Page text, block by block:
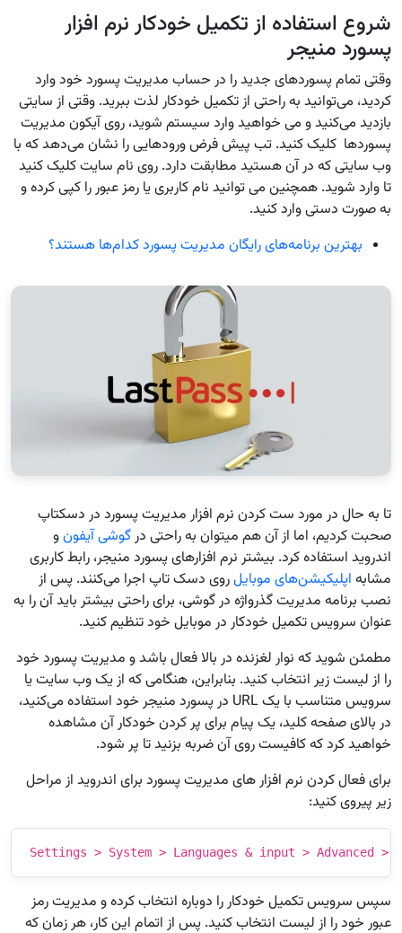
شروع استفاده از تکمیل خودکار نرم افزار
پسورد منیجر
وقتی تمام پسوردهای جدید را در حساب مدیریت پسورد خود وارد
کردید، می‌توانید به راحتی از تکمیل خودکار لذت ببرید. وقتی از سایتی
بازدید می‌کنید و می خواهید وارد سیستم شوید، روی آیکون مدیریت
پسوردها کلیک کنید. تب پیش فرض ورودهایی را نشان می‌دهد که با
وب سایتی که در آن هستید مطابقت دارد. روی نام سایت کلیک کنید
تا وارد شوید. همچنین می توانید نام کاربری یا رمز عبور را کپی کرده و
به صورت دستی وارد کنید.
بهترین برنامه‌های رایگان مدیریت پسورد کدام‌ها هستند؟
تا به حال در مورد ست کردن نرم افزار مدیریت پسورد در دسکتاپ
صحبت کردیم، اما از آن هم میتوان به راحتی درگوشی آیفونو
اندروید استفاده کرد. بیشتر نرم افزارهای پسورد منیجر، رابط کاربری
مشابه اپلیکیشن‌های موبایلروی دسک تاپ اجرا می‌کنند. پس از
نصب برنامه مدیریت گذرواژه در گوشی، برای راحتی بیشتر باید آن را به
عنوان سرویس تکمیل خودکار در موبایل خود تنظیم کنید.
مطمئن شوید که نوار لغزنده در بالا فعال باشد و مدیریت پسورد خود
را از لیست زیر انتخاب کنید. بنابراین، هنگامی که از یک وب سایت یا
سرویس متناسب با یک URL در پسورد منیجر خود استفاده می‌کنید،
در بالای صفحه کلید، یک پیام برای پر کردن خودکار آن مشاهده
خواهید کرد که کافیست روی آن ضربه بزنید تا پر شود.
برای فعال کردن نرم افزار های مدیریت پسورد برای اندروید از مراحل
زیر پیروی کنید:
Settings > System > Languages & input > Advanced
سپس سرویس تکمیل خودکار را دوباره انتخاب کرده و مدیریت رمز
عبور خود را از لیست انتخاب کنید. پس از اتمام این کار، هر زمان که